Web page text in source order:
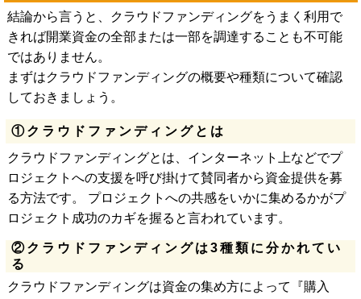
結論から言うと、クラウドファンディングをうまく利用で
きれば開業資金の全部または一部を調達することも不可能
ではありません。
まずはクラウドファンディングの概要や種類について確認
しておきましょう。
①クラウドファンディングとは
クラウドファンディングとは、インターネット上などでプ
ロジェクトへの支援を呼び掛けて賛同者から資金提供を募
る方法です。 プロジェクトへの共感をいかに集めるかがプ
ロジェクト成功のカギを握ると言われています。
②クラウドファンディングは3種類に分かれてい
る
クラウドファンディングは資金の集め方によって『購入